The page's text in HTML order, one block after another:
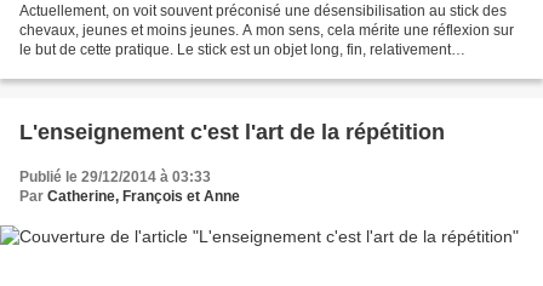
Actuellement, on voit souvent préconisé une désensibilisation au stick des
chevaux, jeunes et moins jeunes. A mon sens, cela mérite une réflexion sur
le but de cette pratique. Le stick est un objet long, fin, relativement
L'enseignement c'est l'art de la répétition
Publié le 29/12/2014 à 03:33
Par Catherine, François et Anne